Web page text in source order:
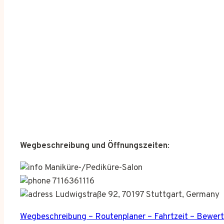
Wegbeschreibung und Öffnungszeiten:
Maniküre-/Pediküre-Salon
7116361116
Ludwigstraße 92, 70197 Stuttgart, Germany
Wegbeschreibung – Routenplaner – Fahrtzeit –